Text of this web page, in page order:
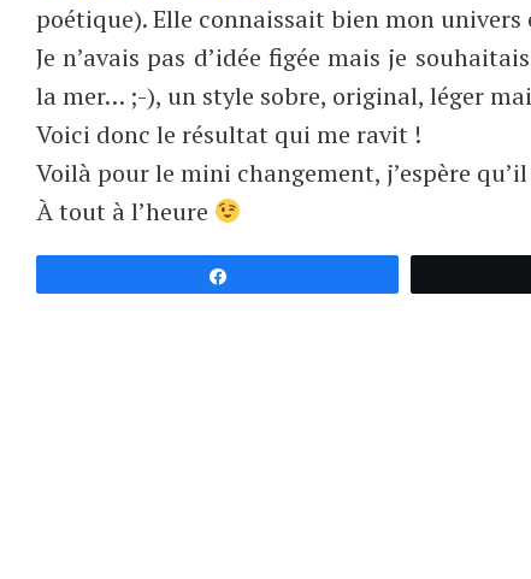
poétique). Elle connaissait bien mon
Je n’avais pas d’idée figée mais je
la mer… ;-), un style sobre, original, léger
Voici donc le résultat qui me ravit !
Voilà pour le mini changement, j’espère
À tout à l’heure